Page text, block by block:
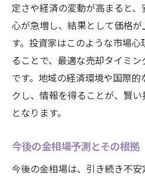
定さや経済の変動が高まると
心が急増し、結果として価格
す。投資家はこのような市場
ることで、最適な売却タイミ
です。地域の経済環境や国際
クし、情報を得ることが、賢
となります。
今後の金相場予測とその根拠
今後の金相場は、引き続き不